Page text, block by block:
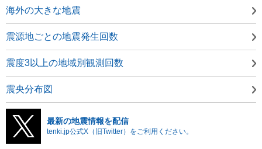
海外の大きな地震
震源地ごとの地震発生回数
震度3以上の地域別観測回数
震央分布図
最新の地震情報を配信
tenki.jp公式X（旧Twitter）をご利用ください。